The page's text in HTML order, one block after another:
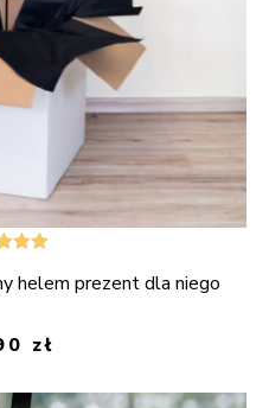
na 5helem prezent dla niego
zł